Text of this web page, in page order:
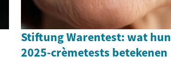
Stiftung Warentest: wat hun
2025-crèmetests betekenen